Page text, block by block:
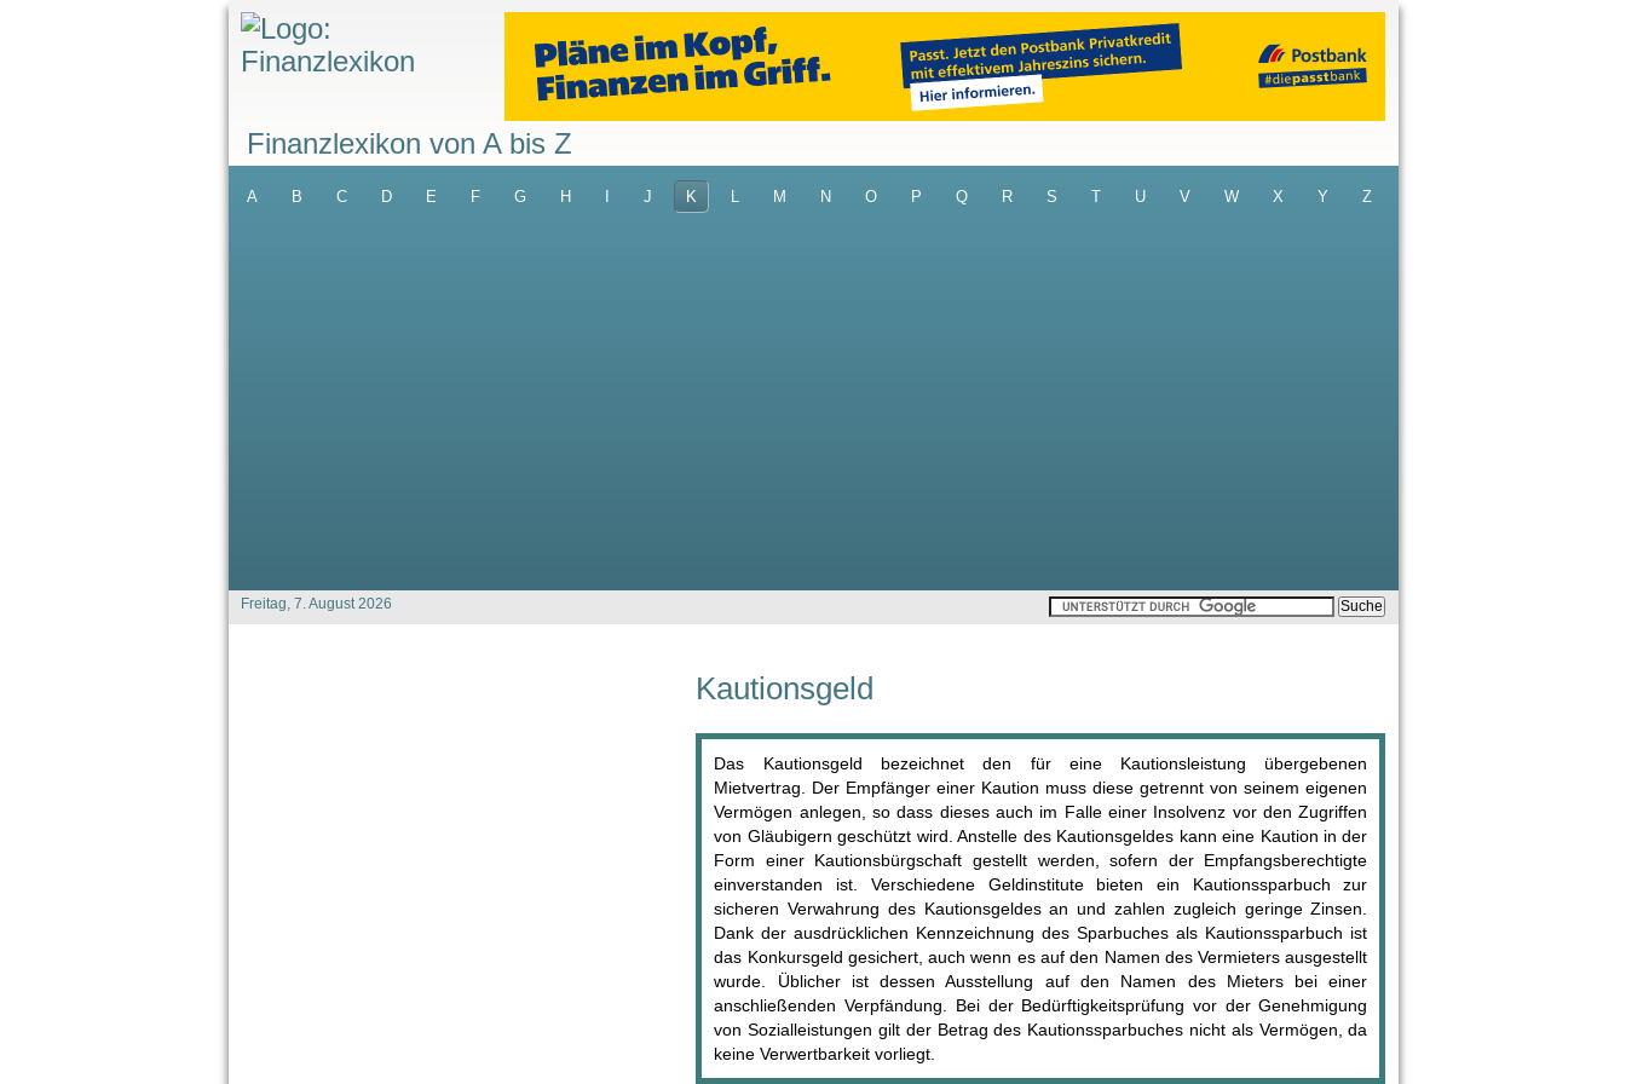
Finanzlexikon von A bis Z
A B C D E F G H J K L M N O P Q R S T U V W X Y Z
Freitag, 7. August 2026
Kautionsgeld
Das Kautionsgeld bezeichnet den für eine Kautionsleistung übergebenen
Mietvertrag. Der Empfänger einer Kaution muss diese getrennt von seinem eigenen
Vermögen anlegen, so dass dieses auch im Falle einer Insolvenz vor den Zugriffen
von Gläubigern geschützt wird. Anstelle des Kautionsgeldes kann eine Kaution in der
Form einer Kautionsbürgschaft gestellt werden, sofern der Empfangsberechtigte
einverstanden ist. Verschiedene Geldinstitute bieten ein Kautionssparbuch zur
sicheren Verwahrung des Kautionsgeldes an und zahlen zugleich geringe Zinsen.
Dank der ausdrücklichen Kennzeichnung des Sparbuches als Kautionssparbuch ist
das Konkursgeld gesichert, auch wenn es auf den Namen des Vermieters ausgestellt
wurde. Üblicher ist dessen Ausstellung auf den Namen des Mieters bei einer
anschließenden Verpfändung. Bei der Bedürftigkeitsprüfung vor der Genehmigung
von Sozialleistungen gilt der Betrag des Kautionssparbuches nicht als Vermögen, da
keine Verwertbarkeit vorliegt.